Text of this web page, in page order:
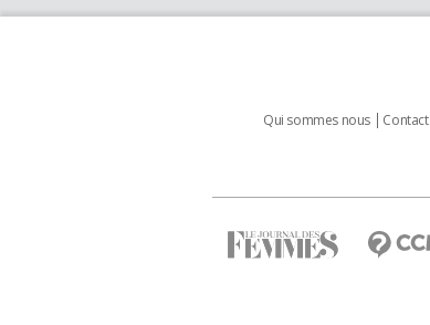
Qui sommes nous Contact